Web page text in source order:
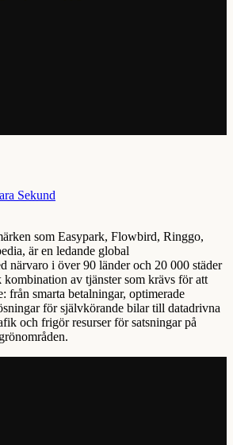
Sekund
som Easypark, Flowbird, Ringgo,
är en ledande global
närvaro i över 90 länder och 20 000 städer
av tjänster som krävs för att
från smarta betalningar, optimerade
för självkörande bilar till datadrivna
och frigör resurser för satsningar på